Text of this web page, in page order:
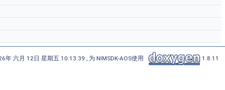
年 六月 12日 星期五 10:13:39 , 为 NIMSDK-AOS使用 1.8.11